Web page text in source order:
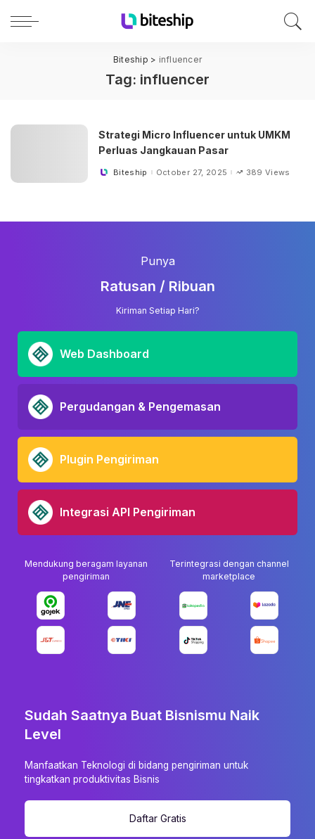
Biteship > influencer
Tag: influencer
Strategi Micro Influencer untuk UMKM
Perluas Jangkauan Pasar
PostedBiteship October 27, 2025 389 Views
Punya
Ratusan / Ribuan
Kiriman Setiap Hari?
Web Dashboard
Pergudangan & Pengemasan
Plugin Pengiriman
Integrasi API Pengiriman
Mendukung beragam layanan
pengiriman
Terintegrasi dengan channel
marketplace
Sudah Saatnya Buat Bisnismu Naik
Level
Manfaatkan Teknologi di bidang pengiriman untuk
tingkatkan produktivitas Bisnis
Daftar Gratis